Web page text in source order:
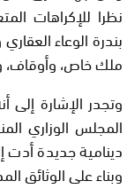
نظرا للإكراهات
بندرة الوعاء
ملك خاص، وأوقاف،
وتجدر الإشارة
دينامية جديدة
وبناء على الوثائق